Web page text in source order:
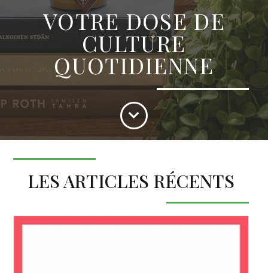
VOTRE DOSE DE
CULTURE
QUOTIDIENNE
LES ARTICLES RÉCENTS